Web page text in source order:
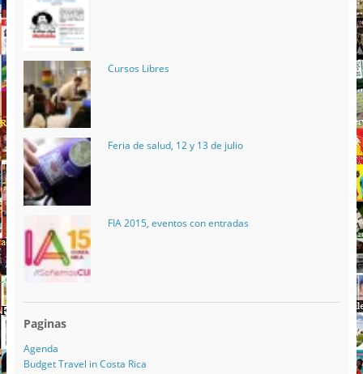
Cursos Libres
Feria de salud, 12 y 13 de julio
FIA 2015, eventos con entradas
Paginas
Agenda
Budget Travel in Costa Rica